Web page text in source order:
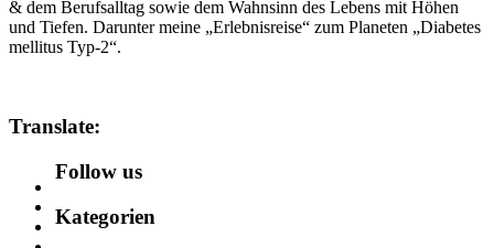
& dem Berufsalltag sowie dem Wahnsinn des Lebens mit Höhen
und Tiefen. Darunter meine „Erlebnisreise“ zum Planeten „Diabetes
mellitus Typ-2“.
Translate:
Follow us
Kategorien